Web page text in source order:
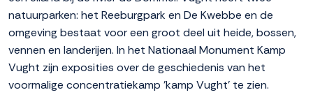
natuurparken: het Reeburgpark en De Kwebbe en de
omgeving bestaat voor een groot deel uit heide, bossen,
vennen en landerijen. In het Nationaal Monument Kamp
Vught zijn exposities over de geschiedenis van het
voormalige concentratiekamp 'kamp Vught' te zien.